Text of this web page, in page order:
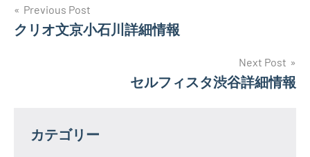
投
稿
ー
Previous Post
クリオ文京小石川詳細情報
Next Post
セルフィスタ渋谷詳細情報
カテゴリー